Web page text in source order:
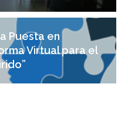
Puesta en
Virtual para el